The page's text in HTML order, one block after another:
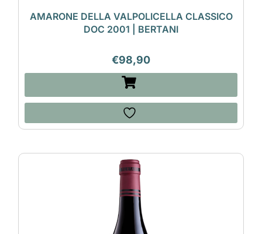
AMARONE DELLA VALPOLICELLA CLASSICO
DOC 2001 | BERTANI
€98,90